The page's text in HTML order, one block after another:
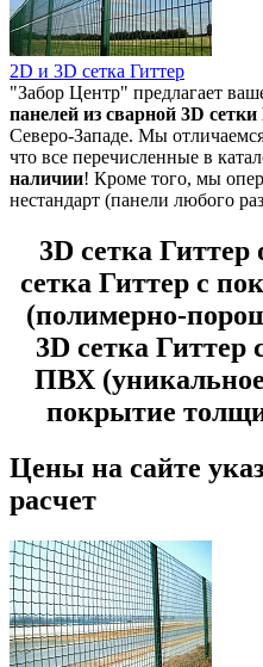
2D и 3D сетка Гиттер
"Забор Центр" предлагает
панелей из сварной 3D сетки
Северо-Западе. Мы
что все перечисленные в
наличии! Кроме того, мы
нестандарт (панели любого
3D сетка
сетка Гиттер с
(полимерно-
3D сетка
ПВХ
покрытие
Цены на сайте
расчет